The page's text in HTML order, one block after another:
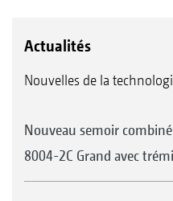
Actualités
Nouvelles de la
Nouveau semoir
8004-2C Grand avec